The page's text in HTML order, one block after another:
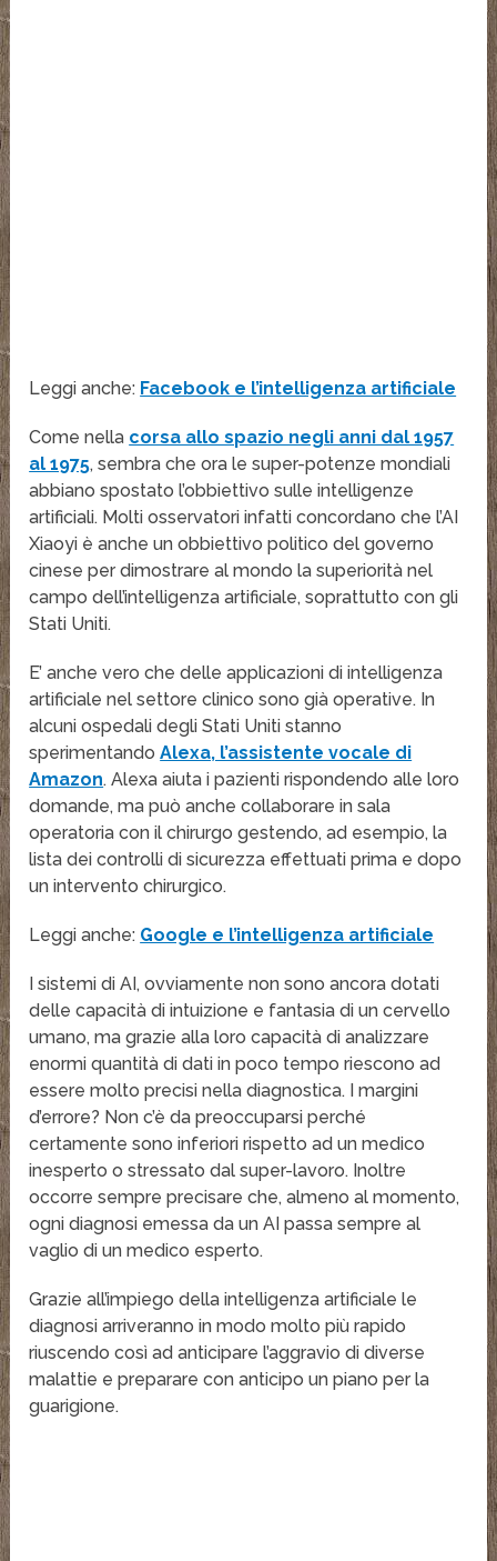
Leggi anche: Facebook e l’intelligenza artificiale
Come nella corsa allo spazio negli anni dal 1957
al 1975, sembra che ora le super-potenze mondiali
abbiano spostato l’obbiettivo sulle intelligenze
artificiali. Molti osservatori infatti concordano che l’AI
Xiaoyi è anche un obbiettivo politico del governo
cinese per dimostrare al mondo la superiorità nel
campo dell’intelligenza artificiale, soprattutto con gli
Stati Uniti.
E’ anche vero che delle applicazioni di intelligenza
artificiale nel settore clinico sono già operative. In
alcuni ospedali degli Stati Uniti stanno
sperimentandoAlexa, l’assistente vocale di
Amazon. Alexa aiuta i pazienti rispondendo alle loro
domande, ma può anche collaborare in sala
operatoria con il chirurgo gestendo, ad esempio, la
lista dei controlli di sicurezza effettuati prima e dopo
un intervento chirurgico.
Leggi anche: Google e l’intelligenza artificiale
I sistemi di AI, ovviamente non sono ancora dotati
delle capacità di intuizione e fantasia di un cervello
umano, ma grazie alla loro capacità di analizzare
enormi quantità di dati in poco tempo riescono ad
essere molto precisi nella diagnostica. I margini
d’errore? Non c’è da preoccuparsi perché
certamente sono inferiori rispetto ad un medico
inesperto o stressato dal super-lavoro. Inoltre
occorre sempre precisare che, almeno al momento,
ogni diagnosi emessa da un AI passa sempre al
vaglio di un medico esperto.
Grazie all’impiego della intelligenza artificiale le
diagnosi arriveranno in modo molto più rapido
riuscendo così ad anticipare l’aggravio di diverse
malattie e preparare con anticipo un piano per la
guarigione.